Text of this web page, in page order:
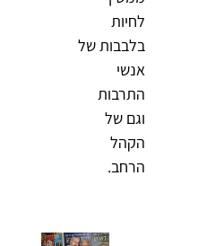
לחיות
בלבבות של
אנשי
התרבות
וגם של
הקהל
הרחב.